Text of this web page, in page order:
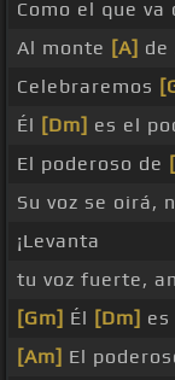
Como el que
Al monte [A] de
Celebraremos
Él [Dm] es el
El poderoso de
Su voz se oirá,
¡Levanta
tu voz fuerte,
[Gm] Él [Dm]
[Am] El